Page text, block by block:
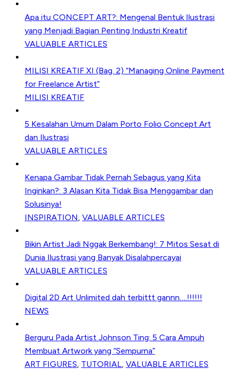
Apa itu CONCEPT ART?: Mengenal Bentuk Ilustrasi
yang Menjadi Bagian Penting Industri Kreatif
VALUABLE ARTICLES
MILISI KREATIF XI (Bag. 2) “Managing Online Payment
for Freelance Artist”
MILISI KREATIF
5 Kesalahan Umum Dalam Porto Folio Concept Art
dan Ilustrasi
VALUABLE ARTICLES
Kenapa Gambar Tidak Pernah Sebagus yang Kita
Inginkan?: 3 Alasan Kita Tidak Bisa Menggambar dan
Solusinya!
INSPIRATION, VALUABLE ARTICLES
Bikin Artist Jadi Nggak Berkembang!: 7 Mitos Sesat di
Dunia Ilustrasi yang Banyak Disalahpercayai
VALUABLE ARTICLES
Digital 2D Art Unlimited dah terbittt gannn….!!!!!!
NEWS
Berguru Pada Artist Johnson Ting: 5 Cara Ampuh
Membuat Artwork yang “Sempurna”
ART FIGURES, TUTORIAL, VALUABLE ARTICLES